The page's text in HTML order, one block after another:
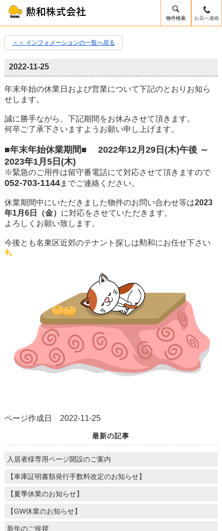
物件検索 お店へ連絡
＜＜ インフォメーションの一覧へ戻る
2022-11-25
年末年始の休業日および営業について下記のとおりお知ら
せします。
誠に勝手ながら、下記期間をお休みさせて頂きます。
何卒ご了承下さいますようお願い申し上げます。
■年末年始休業期間■ 2022年12月29日(木)午後 ～
2023年1月5日(木)
※緊急のご用件は留守番電話にて対応させて頂きますので
052-703-1144までご連絡ください。
休業期間中にいただきました物件のお問い合わせ等は2023
年1月6日（金） に対応をさせていただきます。
よろしくお願い致します。
今後とも名東区近郊のテナント探しは勲和にお任せ下さい
ページ作成日 2022-11-25
最新の記事
入居者様専用ページ開設のご案内
【車庫証明書類発行手数料改定のお知らせ】
【夏季休業のお知らせ】
【GW休業のお知らせ】
新年のご挨拶